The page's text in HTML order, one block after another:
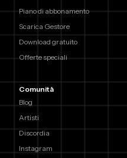
Piano di abbonamento
Scarica Gestore
Download gratuito
Offerte speciali
Comunità
Blog
Artisti
Discordia
Instagram